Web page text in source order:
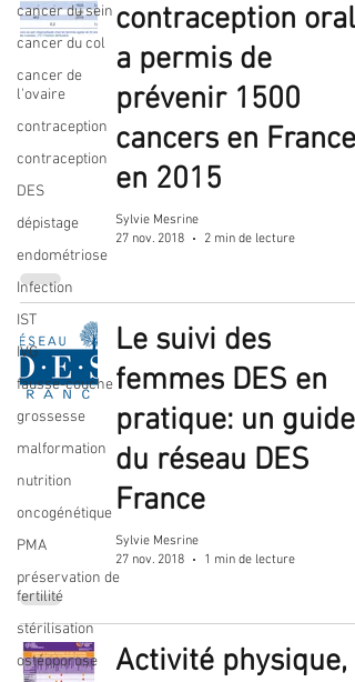
cancer du sein
cancer du col
cancer de
l'ovaire
contraception
contraception
DES
dépistage
endométriose
Infection
IST
IVG
fausse-couche
grossesse
malformation
nutrition
oncogénétique
PMA
préservation de
fertilité
stérilisation
ostéoporose
contraception orale
a permis de
prévenir 1500
cancers en France
en 2015
Sylvie Mesrine
27 nov. 2018
2 min de lecture
Le suivi des
femmes DES en
pratique: un guide
du réseau DES
France
Sylvie Mesrine
27 nov. 2018
1 min de lecture
Activité physique,